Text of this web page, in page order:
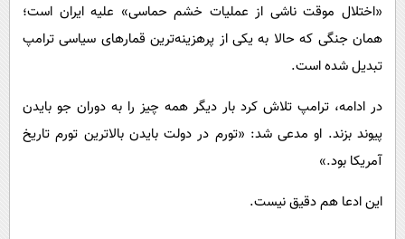
«اختلال موقت ناشی از عملیات خشم حماسی» علیه ایران است؛
همان جنگی که حالا به یکی از پرهزینه‌ترین قمارهای سیاسی ترامپ
تبدیل شده است.
در ادامه، ترامپ تلاش کرد بار دیگر همه چیز را به دوران جو بایدن
پیوند بزند. او مدعی شد: «تورم در دولت بایدن بالاترین تورم تاریخ
آمریکا بود.»
این ادعا هم دقیق نیست.